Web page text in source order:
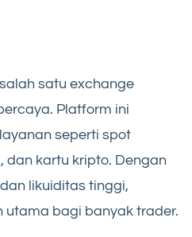
satu exchange
Platform ini
seperti spot
dan kartu kripto. Dengan
likuiditas tinggi,
utama bagi banyak trader.